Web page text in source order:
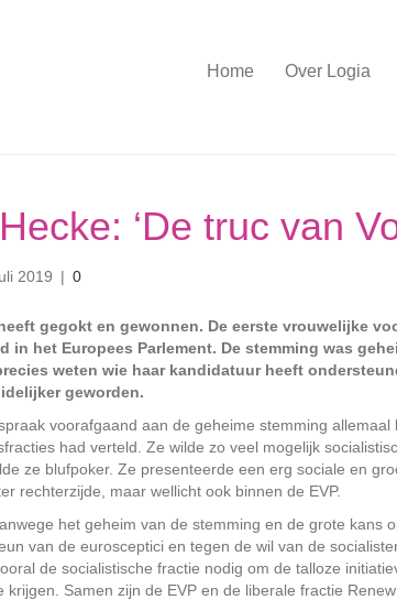
Home Over Logia
‘De truc van
2019 | 0
gegokt en gewonnen. De eerste vrouwelijke
in het Europees Parlement. De stemming was
weten wie haar kandidatuur heeft
geworden.
voorafgaand aan de geheime stemming
had verteld. Ze wilde zo veel mogelijk
ze blufpoker. Ze presenteerde een erg sociale en
rechterzijde, maar wellicht ook binnen de EVP.
het geheim van de stemming en de grote kans
van de eurosceptici en tegen de wil van de
de socialistische fractie nodig om de talloze
Samen zijn de EVP en de liberale fractie